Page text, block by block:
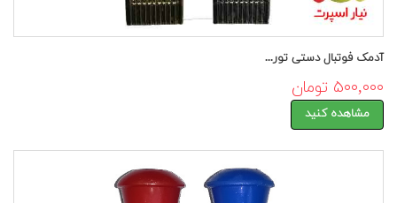
آدمک فوتبال دستی تور...
۵۰۰,۰۰۰ تومان
مشاهده کنید